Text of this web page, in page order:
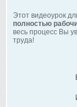
Этот видеоурок
полностью
весь процесс Вы
труда!